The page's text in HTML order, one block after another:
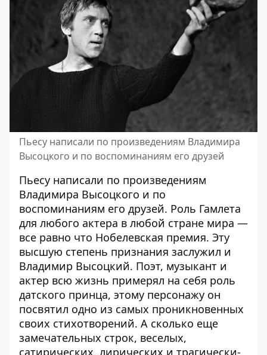
Пьесу написали по произведениям Владимира
Высоцкого и по воспоминаниям его друзей
Пьесу написали по произведениям
Владимира Высоцкого и по
воспоминаниям его друзей. Роль Гамлета
для любого актера в любой стране мира —
все равно что Нобелевская премия. Эту
высшую степень признания заслужил и
Владимир Высоцкий. Поэт, музыкант и
актер всю жизнь примерял на себя роль
датского принца, этому персонажу он
посвятил одно из самых проникновенных
своих стихотворений. А сколько еще
замечательных строк, веселых,
сатирических, лирических и трагически-